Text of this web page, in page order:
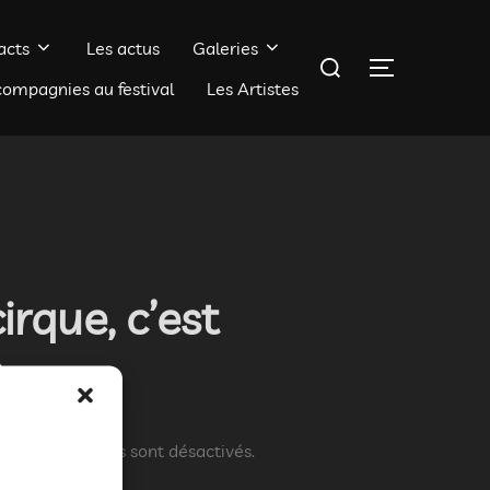
Les actus
Galeries
au festival
Les Artistes
Rechercher :
c’est
commentaires sont désactivés.